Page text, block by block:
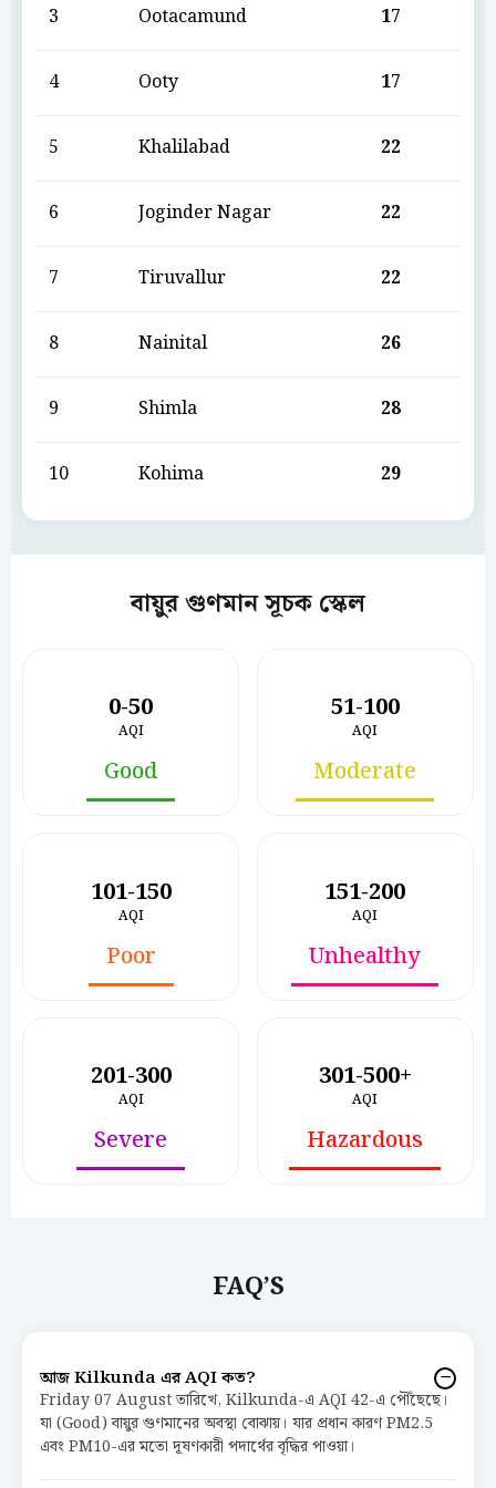
3 Ootacamund 17
4 Ooty 17
5 Khalilabad 22
6 Joginder Nagar 22
7 Tiruvallur 22
8 Nainital 26
9 Shimla 28
10 Kohima 29
বায়ুর গুণমান সূচক স্কেল
0-50
AQI
Good
51-100
AQI
Moderate
101-150
AQI
Poor
151-200
AQI
Unhealthy
201-300
AQI
Severe
301-500+
AQI
Hazardous
FAQ’S
আজ Kilkunda এর AQI কত?
Friday 07 August তারিখে, Kilkunda-এ AQI 42-এ পৌঁছেছে।
যা (Good) বায়ুর গুণমানের অবস্থা বোঝায়। যার প্রধান কারণ PM2.5
এবং PM10-এর মতো দূষণকারী পদার্থের বৃদ্ধির পাওয়া।